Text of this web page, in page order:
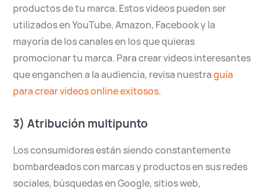
productos de tu marca. Estos videos pueden ser
utilizados en YouTube, Amazon, Facebook y la
mayoría de los canales en los que quieras
promocionar tu marca. Para crear videos interesantes
que enganchen a la audiencia, revisa nuestraguía
para crear videos online exitosos.
3) Atribución multipunto
Los consumidores están siendo constantemente
bombardeados con marcas y productos en sus redes
sociales, búsquedas en Google, sitios web,